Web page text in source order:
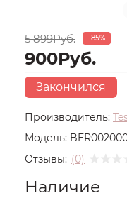
Производитель:
Модель:
Отзывы: (0)
5 899Руб. -85%
900Руб.
Закончился
Наличие